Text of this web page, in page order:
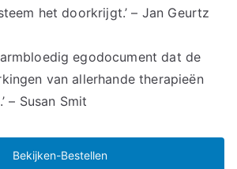
het doorkrijgt.’ – Jan Geurtz
egodocument dat de
van allerhande therapieën
– Susan Smit
Bekijken-Bestellen